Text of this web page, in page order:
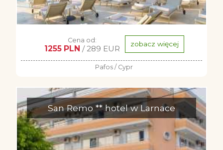
Cena od:
1255 PLN / 289 EUR zobacz więcej
Pafos / Cypr
San Remo ** hotel w Larnace